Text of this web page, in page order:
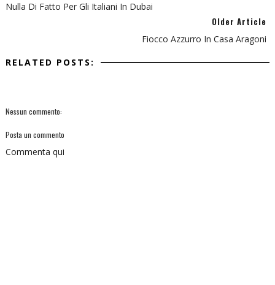
Nulla Di Fatto Per Gli Italiani In Dubai
Older Article
Fiocco Azzurro In Casa Aragoni
RELATED POSTS:
Nessun commento:
Posta un commento
Commenta qui